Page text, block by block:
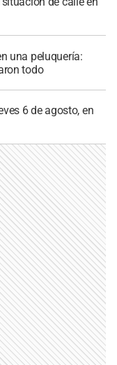
una peluquería:
todo
6 de agosto, en